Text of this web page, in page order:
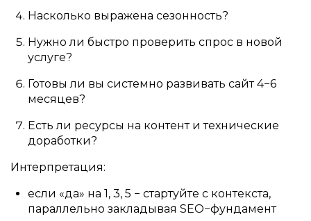
Насколько выражена сезонность?
Нужно ли быстро проверить спрос в новой
услуге?
Готовы ли вы системно развивать сайт 4−6
месяцев?
Есть ли ресурсы на контент и технические
доработки?
Интерпретация:
если «да» на 1, 3, 5 − стартуйте с контекста,
параллельно закладывая SEO−фундамент